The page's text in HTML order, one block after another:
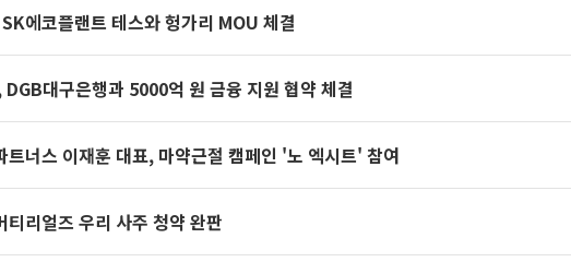
에코플랜트 테스와 헝가리 MOU 체결
대구은행과 5000억 원 금융 지원 협약 체결
트너스 이재훈 대표, 마약근절 캠페인 '노 엑시트' 참여
리얼즈 우리 사주 청약 완판